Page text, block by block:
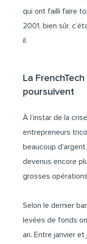
qui ont failli faire
2001, bien sûr,
il.
La
poursuivent
À l’instar de la
entrepreneurs
beaucoup
devenus encore
grosses
Selon le dernier
levées de fonds
an. Entre janvier